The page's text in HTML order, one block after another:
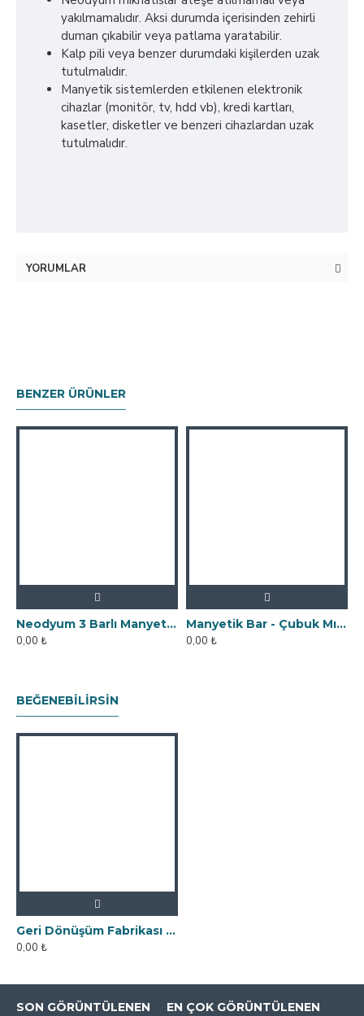
yakılmamalıdır. Aksi durumda içerisinden zehirli
duman çıkabilir veya patlama yaratabilir.
Kalp pili veya benzer durumdaki kişilerden uzak
tutulmalıdır.
Manyetik sistemlerden etkilenen elektronik
cihazlar (monitör, tv, hdd vb), kredi kartları,
kasetler, disketler ve benzeri cihazlardan uzak
tutulmalıdır.
YORUMLAR
BENZER ÜRÜNLER
Neodyum 3 Barlı Manyetik Elek Mıknatıs Seperatör
0,00 ₺
Manyetik Bar - Çubuk Mıknatıs - 25x90 mm - 10.000 Gauss Gücü
0,00 ₺
BEĞENEBILIRSIN
Geri Dönüşüm Fabrikası İçin Kolay Temizlenebilir Neodyum Elek Mıknatıs
0,00 ₺
SON GÖRÜNTÜLENEN EN ÇOK GÖRÜNTÜLENEN